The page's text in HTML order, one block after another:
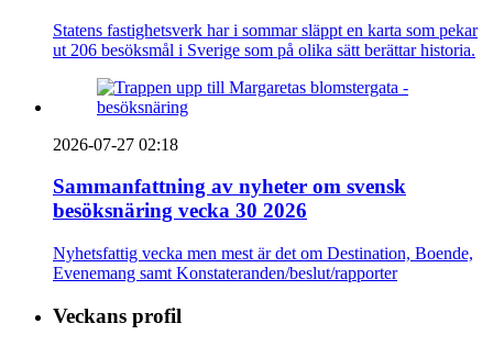
Statens fastighetsverk har i sommar släppt en karta som pekar
ut 206 besöksmål i Sverige som på olika sätt berättar historia.
2026-07-27 02:18
Sammanfattning av nyheter om svensk
besöksnäring vecka 30 2026
Nyhetsfattig vecka men mest är det om Destination, Boende,
Evenemang samt Konstateranden/beslut/rapporter
Veckans profil